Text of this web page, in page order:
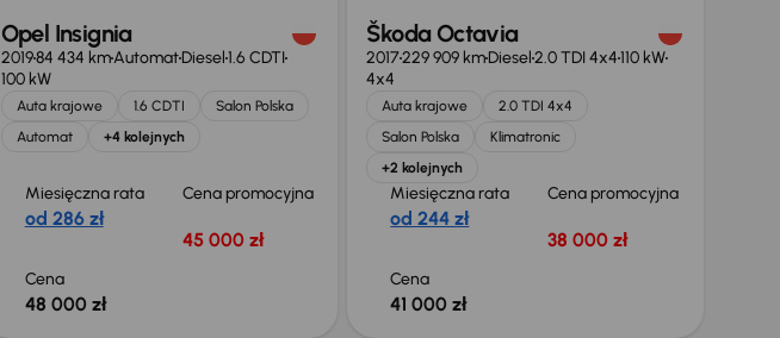
Opel Insignia
201984 434 kmAutomatDiesel1.6 CDTI
100 kW
Auta krajowe 1.6 CDTI
Salon Polska
Automat
+4 kolejnych
Miesięczna rata
od 286 zł
Cena promocyjna
45 000 zł
Cena
48 000 zł
Škoda Octavia
2017229 909 kmDiesel2.0 TDI 4x4110 kW
4x4
Auta krajowe
2.0 TDI 4x4
Salon Polska
Klimatronic
+2 kolejnych
Miesięczna rata
od 244 zł
Cena promocyjna
38 000 zł
Cena
41 000 zł